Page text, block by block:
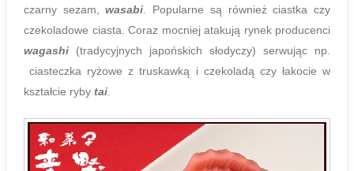
czarny sezam,wasabi . Popularne są również ciastka czy
czekoladowe ciasta. Coraz mocniej atakują rynek producenci
wagashi (tradycyjnych japońskich słodyczy) serwując np.
ciasteczka ryżowe z truskawką i czekoladą czy łakocie w
kształcie ryby tai